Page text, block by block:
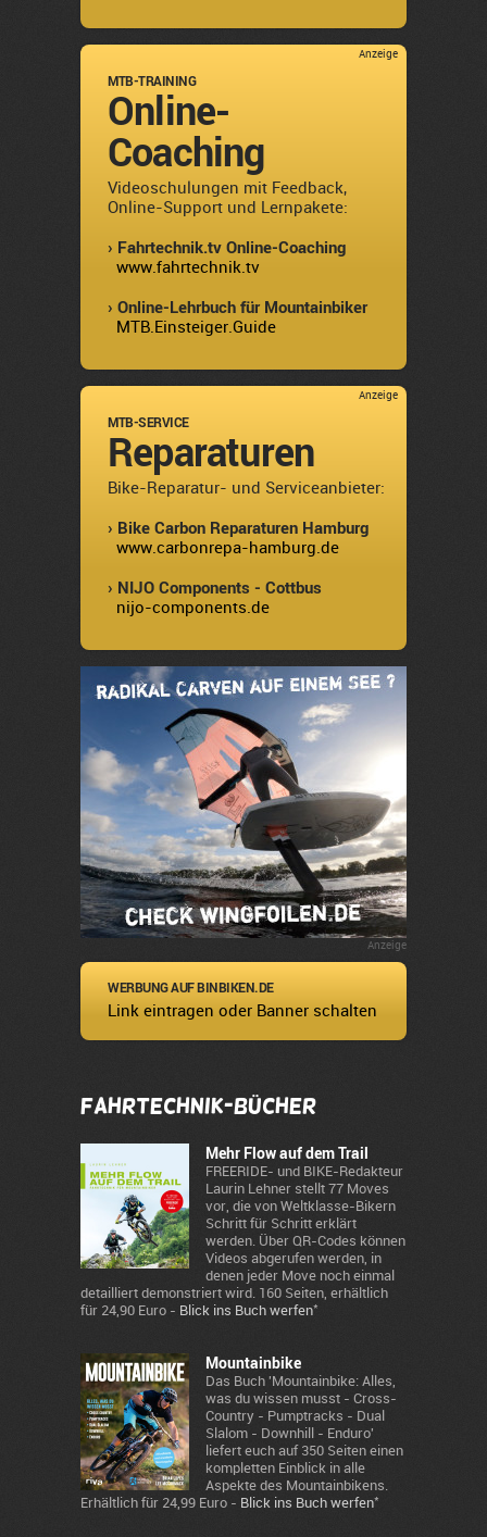
Anzeige
MTB-TRAINING
Online-
Coaching
Videoschulungen mit Feedback,
Online-Support und Lernpakete:
› Fahrtechnik.tv Online-Coaching
www.fahrtechnik.tv
› Online-Lehrbuch für Mountainbiker
MTB.Einsteiger.Guide
Anzeige
MTB-SERVICE
Reparaturen
Bike-Reparatur- und Serviceanbieter:
› Bike Carbon Reparaturen Hamburg
www.carbonrepa-hamburg.de
› NIJO Components - Cottbus
nijo-components.de
Anzeige
WERBUNG AUF BINBIKEN.DE
Link eintragen oder Banner schalten
Fahrtechnik-Bücher
Mehr Flow auf dem Trail
FREERIDE- und BIKE-Redakteur
Laurin Lehner stellt 77 Moves
vor, die von Weltklasse-Bikern
Schritt für Schritt erklärt
werden. Über QR-Codes können
Videos abgerufen werden, in
denen jeder Move noch einmal
detailliert demonstriert wird. 160 Seiten, erhältlich
für 24,90 Euro - Blick ins Buch werfen*
Mountainbike
Das Buch 'Mountainbike: Alles,
was du wissen musst - Cross-
Country - Pumptracks - Dual
Slalom - Downhill - Enduro'
liefert euch auf 350 Seiten einen
kompletten Einblick in alle
Aspekte des Mountainbikens.
Erhältlich für 24,99 Euro - Blick ins Buch werfen*